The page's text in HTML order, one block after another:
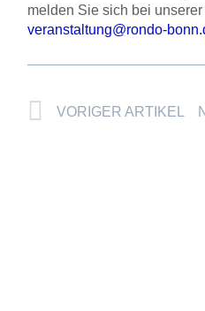
melden Sie sich bei
veranstaltung@rondo-
Prev
VORIGER ARTIKEL